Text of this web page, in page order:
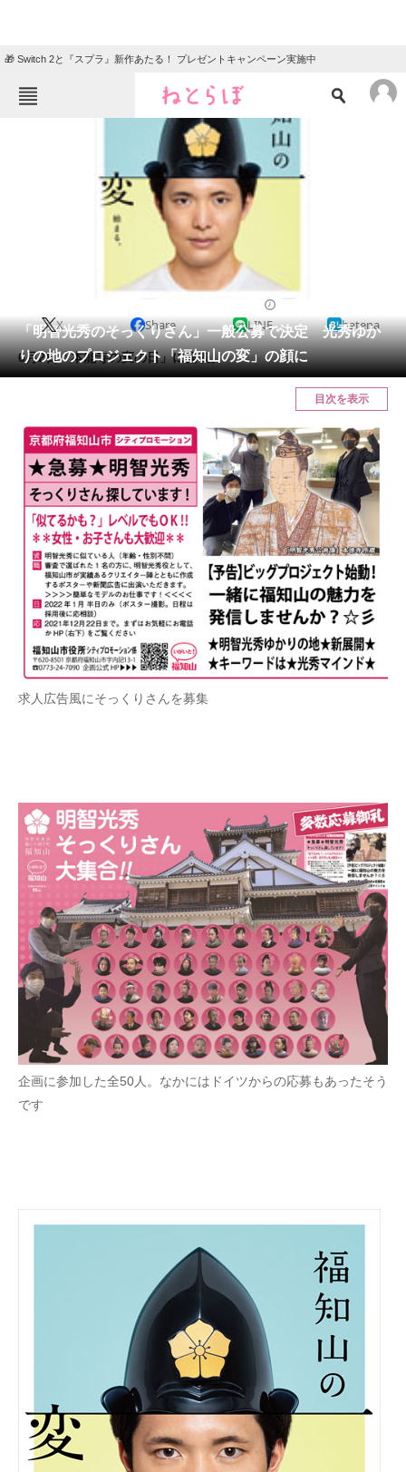
🎁 Switch 2と『スプラ』新作あたる！ プレゼントキャンペーン実施中
ニュース
クイズ
地域
教育・育児
リサーチ
会員記事
メディア
ITの今と未来を見通す
スマホと通信の最新トレンド
進化するPCとデバイスの未来
好きが集まる 比べて選べる
ビジネスと働き方のヒント
AI活用のいまが分かる
企業ITのトレンドを詳説
企業向けIT製品の総合サイト
IT製品の技術・比較・事例
製造業のIT導入・活用を支援
モノづくり技術者専門サイト
エレクトロニクス専門サイト
電子設計の基本と応用
エネルギーの専門メディア
「明智光秀のそっくりさん」一般公募で決定 光秀ゆか
りの地のプロジェクト「福知山の変」の顔に
X Share LINE hatena
6月2日「本能寺の変の日」に発表。
目次を表示
求人広告風にそっくりさんを募集
企画に参加した全50人。なかにはドイツからの応募もあったそう
です